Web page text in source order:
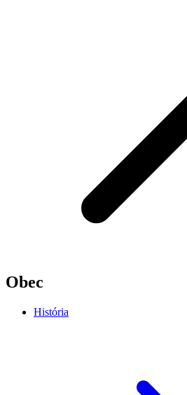
Obec
História